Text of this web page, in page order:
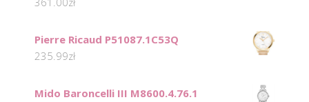
Pierre Ricaud P51087.1C53Q
235.99zł
Mido Baroncelli III M8600.4.76.1